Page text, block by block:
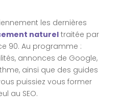
les dernières
natureltraitée par
90. Au programme :
annonces de Google,
ainsi que des guides
puissiez vous former
au SEO.